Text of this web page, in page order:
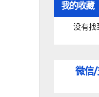
我的收藏
没有找
微信